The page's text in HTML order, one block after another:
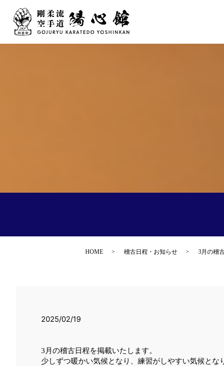
HOME 稽古日程・お知らせ 3月の稽
2025/02/19
3月の稽古日程を掲載いたします。
少しずつ暖かい気候となり、練習がしやすい気候とな